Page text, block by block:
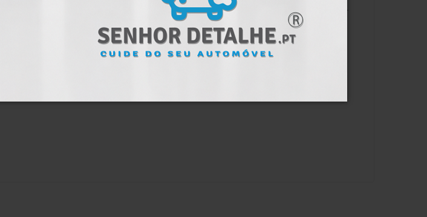
seguinte (para uma dureza máxima, recomendase a aplicação de 3 camadas).
RELOAD para um deslizamento adicional e uma profundidade da cor.
de 8 horas.
o uso do K2 GRAVON RELOAD.